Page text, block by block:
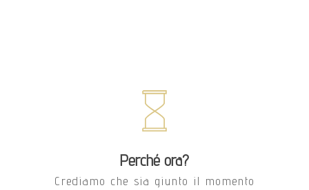
Perché ora?
Crediamo che sia giunto il momento